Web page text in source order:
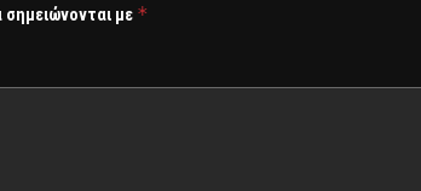
σημειώνονται με *